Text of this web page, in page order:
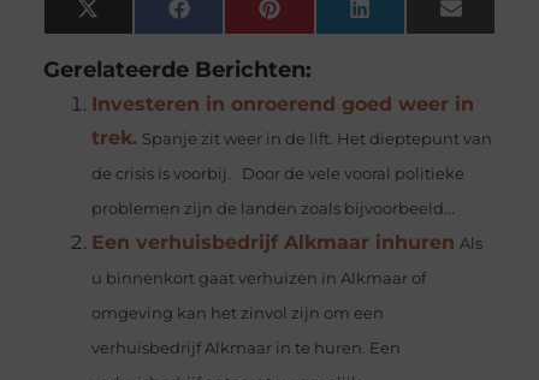
X
(Twitter)
FacebookPinterest LinkedIn Email
Gerelateerde Berichten:
Investeren in onroerend goed weer in
trek. Spanje zit weer in de lift. Het dieptepunt van
de crisis is voorbij. Door de vele vooral politieke
problemen zijn de landen zoals bijvoorbeeld...
Een verhuisbedrijf Alkmaar inhuren Als
u binnenkort gaat verhuizen in Alkmaar of
omgeving kan het zinvol zijn om een
verhuisbedrijf Alkmaar in te huren. Een